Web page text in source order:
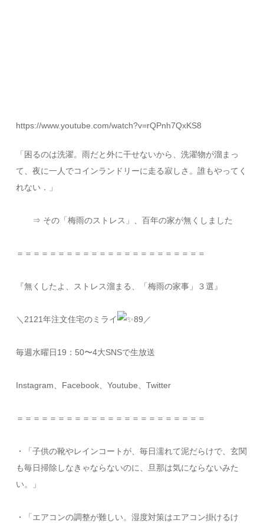
https://www.youtube.com/watch?v=rQPnh7QxKS8
「困るのは洗濯。雨だと外に干せないから、洗濯物が溜まっ
て、夜に一人でコインランドリーに走る寂しさ。誰もやってく
れない．」
⇒ その「梅雨のストレス」、百年の家が無くしました
＝＝＝＝＝＝＝＝＝＝＝＝＝＝＝＝＝＝＝＝＝＝＝
『無くしたよ、ストレス溜まる、「梅雨の家事」３選』
＼2121年注文住宅のミライ 89／
毎週水曜日19：50〜4大SNSで生放送
Instagram、Facebook、Youtube、Twitter
＝＝＝＝＝＝＝＝＝＝＝＝＝＝＝＝＝＝＝＝＝＝＝
・「子供の靴やレインコートが、毎日濡れて泥だらけで、玄関
も毎日掃除しなきゃならないのに、旦那は気にならないみた
い。」
・「エアコンの調整が難しい。湿度対策はエアコン掛けるけ